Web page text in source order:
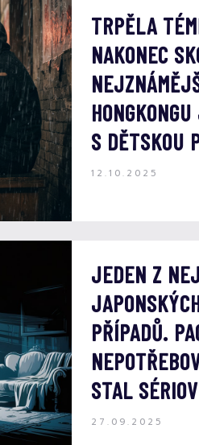
TRPĚLA
NAKONEC
S DĚTSKOU
12.10.2025
JEDEN Z
PŘÍPADŮ.
STAL
27.09.2025